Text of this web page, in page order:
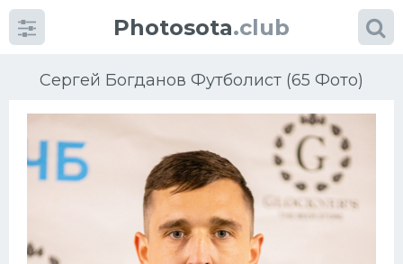
Photosota.club
Сергей Богданов Футболист (65 Фото)
Категории Фото